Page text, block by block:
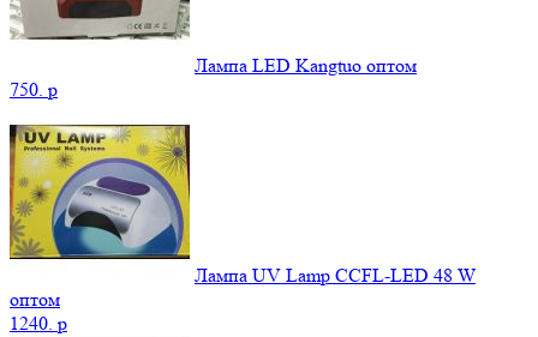
Лампа LED Kangtuo оптом
750. p
Лампа UV Lamp CCFL-LED 48 W
оптом
1240. p